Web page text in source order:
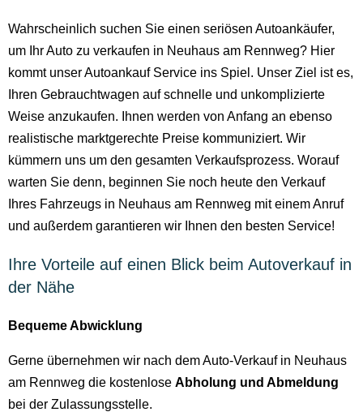
Wahrscheinlich suchen Sie einen seriösen Autoankäufer,
um Ihr Auto zu verkaufen in Neuhaus am Rennweg? Hier
kommt unser Autoankauf Service ins Spiel. Unser Ziel ist es,
Ihren Gebrauchtwagen auf schnelle und unkomplizierte
Weise anzukaufen. Ihnen werden von Anfang an ebenso
realistische marktgerechte Preise kommuniziert. Wir
kümmern uns um den gesamten Verkaufsprozess. Worauf
warten Sie denn, beginnen Sie noch heute den Verkauf
Ihres Fahrzeugs in Neuhaus am Rennweg mit einem Anruf
und außerdem garantieren wir Ihnen den besten Service!
Ihre Vorteile auf einen Blick beim Autoverkauf in
der Nähe
Bequeme Abwicklung
Gerne übernehmen wir nach dem Auto-Verkauf in Neuhaus
am Rennweg die kostenlose Abholung und Abmeldung
bei der Zulassungsstelle.